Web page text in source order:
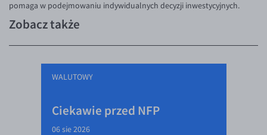
pomaga w podejmowaniu indywidualnych decyzji inwestycyjnych.
Zobacz także
WALUTOWY
Ciekawie przed NFP
06 sie 2026